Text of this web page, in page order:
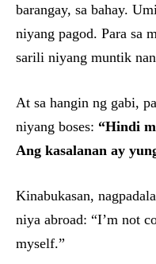
barangay, sa bahay.
niyang pagod. Para sa
sarili niyang muntik
At sa hangin ng gabi,
niyang boses: “Hindi
Ang kasalanan ay
Kinabukasan,
niya abroad: “I’m not
myself.”